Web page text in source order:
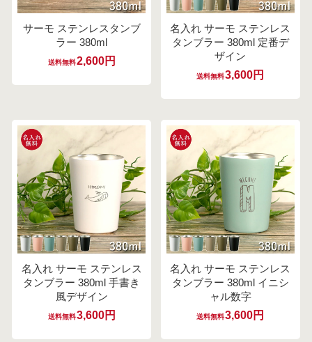
サーモ ステンレスタンブ
ラー 380ml
送料無料2,600円
名入れ サーモ ステンレス
タンブラー 380ml 定番デ
ザイン
送料無料3,600円
名入れ サーモ ステンレス
タンブラー 380ml 手書き
風デザイン
送料無料3,600円
名入れ サーモ ステンレス
タンブラー 380ml イニシ
ャル数字
送料無料3,600円